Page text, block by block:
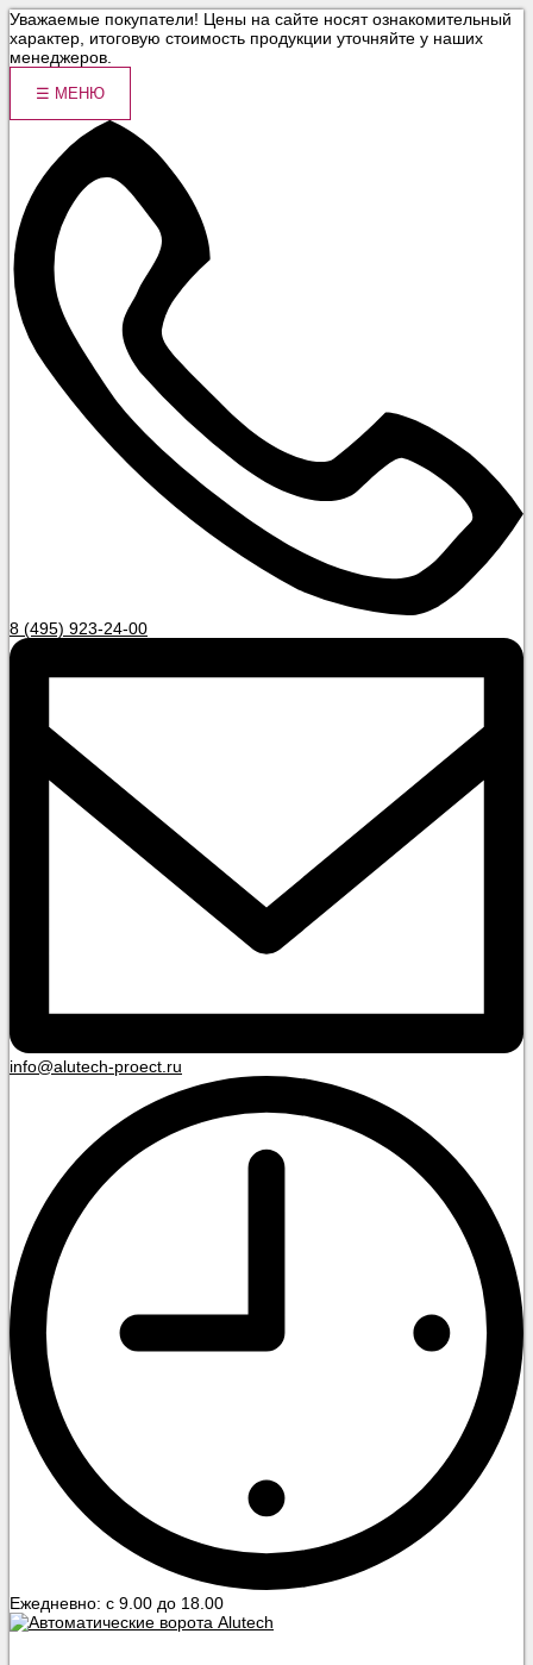
Уважаемые покупатели! Цены на сайте носят ознакомительный
характер, итоговую стоимость продукции уточняйте у наших
менеджеров.
☰ МЕНЮ
8 (495) 923-24-00
info@alutech-proect.ru
Ежедневно: с 9.00 до 18.00